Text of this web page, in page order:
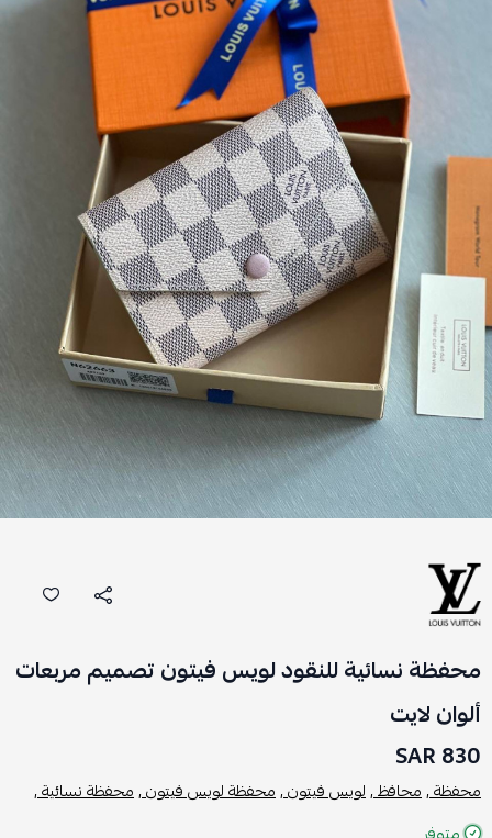
محفظة نسائية للنقود لويس فيتون تصميم مربعات
ألوان لايت
830 SAR
محفظة ,محافظ ,لويس فيتون ,محفظة لويس فيتون ,محفظة نسائية ,